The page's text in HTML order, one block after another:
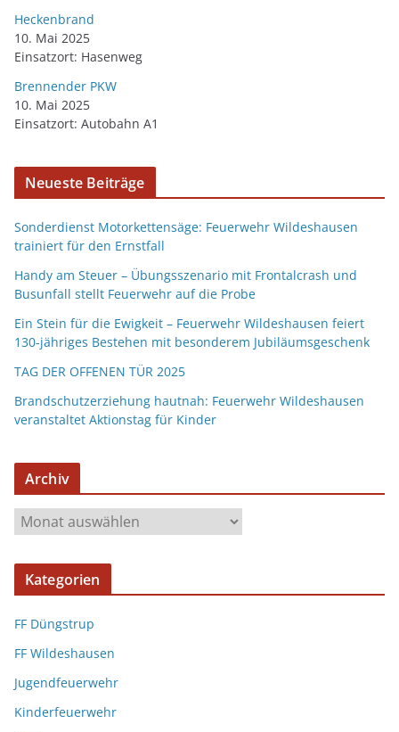
Heckenbrand
10. Mai 2025
Einsatzort: Hasenweg
Brennender PKW
10. Mai 2025
Einsatzort: Autobahn A1
Neueste Beiträge
Sonderdienst Motorkettensäge: Feuerwehr Wildeshausen
trainiert für den Ernstfall
Handy am Steuer – Übungsszenario mit Frontalcrash und
Busunfall stellt Feuerwehr auf die Probe
Ein Stein für die Ewigkeit – Feuerwehr Wildeshausen feiert
130-jähriges Bestehen mit besonderem Jubiläumsgeschenk
TAG DER OFFENEN TÜR 2025
Brandschutzerziehung hautnah: Feuerwehr Wildeshausen
veranstaltet Aktionstag für Kinder
Archiv
Kategorien
FF Düngstrup
FF Wildeshausen
Jugendfeuerwehr
Kinderfeuerwehr